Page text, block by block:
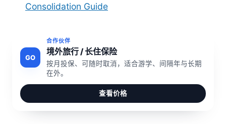
Consolidation Guide
GO
合作伙伴
境外旅行 / 长住保险
按月投保、可随时取消，适合游学、间隔年与长期
在外。
查看价格